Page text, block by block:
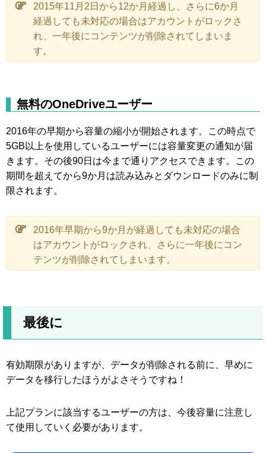
2015年11月2日から12か月経過し、さらに6か月
経過しても未対応の場合はアカウントがロックさ
れ、一年後にコンテンツが削除されてしまいま
す。
無料のOneDriveユーザー
2016年の早期から容量の縮小が開始されます。この時点で
5GB以上を使用しているユーザーには容量変更の通知が届
きます。その後90日は今まで通りアクセスできます。この
期間を超えてから9か月は読み込みとダウンロードのみに制
限されます。
2016年早期から9か月が経過しても未対応の場合
はアカウントがロックされ、さらに一年後にコン
テンツが削除されてしまいます。
最後に
有効期限がありますが、データが削除される前に、早めに
データを移行したほうがよさそうですね！
上記プランに該当するユーザーの方は、今後容量に注意し
て使用していく必要があります。